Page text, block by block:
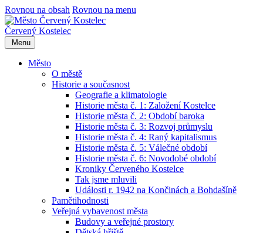
Rovnou na obsah Rovnou na menu
Červený Kostelec
Menu
Město
O městě
Historie a současnost
Geografie a klimatologie
Historie města č. 1: Založení Kostelce
Historie města č. 2: Období baroka
Historie města č. 3: Rozvoj průmyslu
Historie města č. 4: Raný kapitalismus
Historie města č. 5: Válečné období
Historie města č. 6: Novodobé období
Kroniky Červeného Kostelce
Tak jsme mluvili
Události r. 1942 na Končinách a Bohdašíně
Pamětihodnosti
Veřejná vybavenost města
Budovy a veřejné prostory